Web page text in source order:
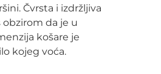
Čvrsta i izdržljiva
obzirom da je u
košare je
kojeg voća.